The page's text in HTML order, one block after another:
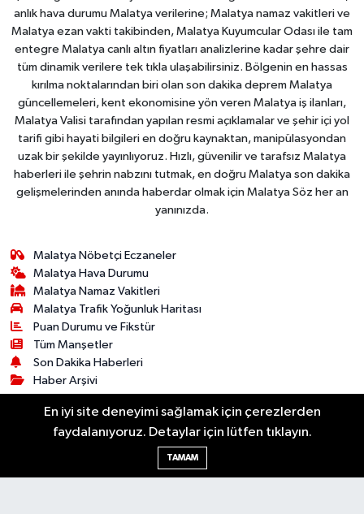
anlık hava durumu Malatya verilerine; Malatya namaz vakitleri ve
Malatya ezan vakti takibinden, Malatya Kuyumcular Odası ile tam
entegre Malatya canlı altın fiyatları analizlerine kadar şehre dair
tüm dinamik verilere tek tıkla ulaşabilirsiniz. Bölgenin en hassas
kırılma noktalarından biri olan son dakika deprem Malatya
güncellemeleri, kent ekonomisine yön veren Malatya iş ilanları,
Malatya Valisi tarafından yapılan resmi açıklamalar ve şehir içi yol
tarifi gibi hayati bilgileri en doğru kaynaktan, manipülasyondan
uzak bir şekilde yayınlıyoruz. Hızlı, güvenilir ve tarafsız Malatya
haberleri ile şehrin nabzını tutmak, en doğru Malatya son dakika
gelişmelerinden anında haberdar olmak için Malatya Söz her an
yanınızda.
Malatya Nöbetçi Eczaneler
Malatya Hava Durumu
Malatya Namaz Vakitleri
Malatya Trafik Yoğunluk Haritası
Puan Durumu ve Fikstür
Tüm Manşetler
Son Dakika Haberleri
Haber Arşivi
Bilim & Teknoloji Dünya
Kültür & Sanat
Dünya
Siyaset
En iyi site deneyimi sağlamak için çerezlerden
faydalanıyoruz. Detaylar için lütfen tıklayın.
TAMAM